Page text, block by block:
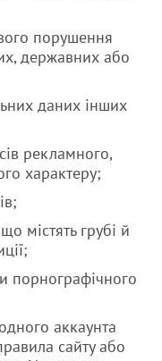
порушення
державних або
даних інших
рекламного,
характеру;
містять грубі й
порнографічного
аккаунта
сайту або